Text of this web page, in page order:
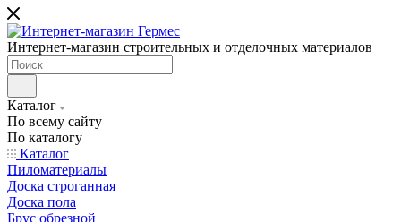
Интернет-магазин строительных и отделочных материалов
Каталог
По всему сайту
По каталогу
Каталог
Пиломатериалы
Доска строганная
Доска пола
Брус обрезной